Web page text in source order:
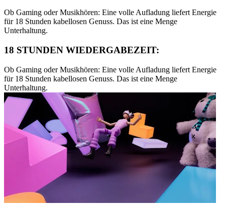
Ob Gaming oder Musikhören: Eine volle Aufladung liefert Energie
für 18 Stunden kabellosen Genuss. Das ist eine Menge
Unterhaltung.
18 STUNDEN WIEDERGABEZEIT:
Ob Gaming oder Musikhören: Eine volle Aufladung liefert Energie
für 18 Stunden kabellosen Genuss. Das ist eine Menge
Unterhaltung.